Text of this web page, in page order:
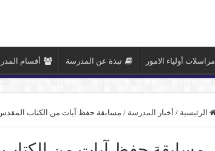
مراسلات أولياء الامور نبذة عن المدرسة أقسام
الرئيسية / أخبار المدرسة / مسابقة حفظ آيات من الكتاب المقدس